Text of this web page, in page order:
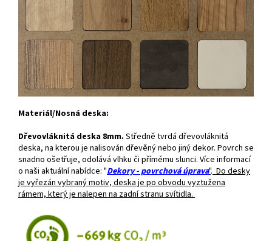
Materiál/Nosná deska:
Dřevovláknitá deska 8mm. Středně tvrdá dřevovláknitá
deska, na kterou je nalisován dřevěný nebo jiný dekor. Povrch se
snadno ošetřuje, odolává vlhku či přímému slunci. Více informací
o naši aktuální nabídce: "Dekory - povrchová úprava". Do desky
je vyřezán vybraný motiv, deska je po obvodu vyztužena
rámem, který je nalepen na zadní stranu svítidla.